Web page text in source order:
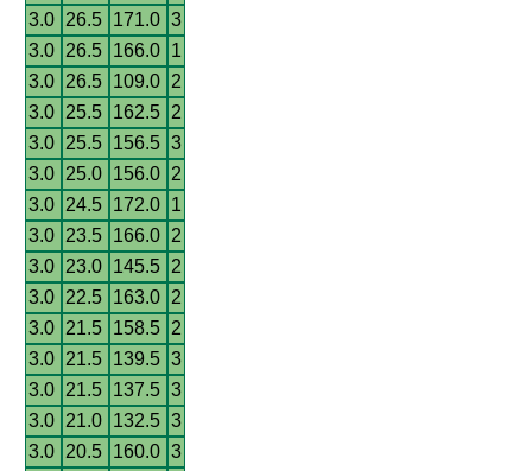
3.0
26.5 171.0 3
3.0
26.5 166.0
1
3.0
26.5 109.0
2
3.0
25.5 162.5
2
3.0
25.5 156.5 3
3.0
25.0 156.0
2
3.0
24.5 172.0
1
3.0
23.5 166.0
2
3.0
23.0 145.5
2
3.0
22.5 163.0
2
3.0
21.5 158.5
2
3.0
21.5 139.5 3
3.0
21.5 137.5 3
3.0
21.0 132.5 3
3.0
20.5 160.0 3